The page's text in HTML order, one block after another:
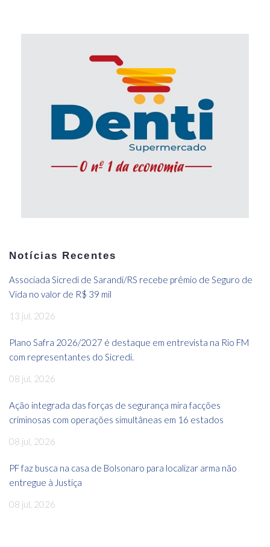
Notícias Recentes
Associada Sicredi de Sarandi/RS recebe prêmio de Seguro de
Vida no valor de R$ 39 mil
13 jul, 2026
Plano Safra 2026/2027 é destaque em entrevista na Rio FM
com representantes do Sicredi.
08 jul, 2026
Ação integrada das forças de segurança mira facções
criminosas com operações simultâneas em 16 estados
08 jul, 2026
PF faz busca na casa de Bolsonaro para localizar arma não
entregue à Justiça
08 jul, 2026